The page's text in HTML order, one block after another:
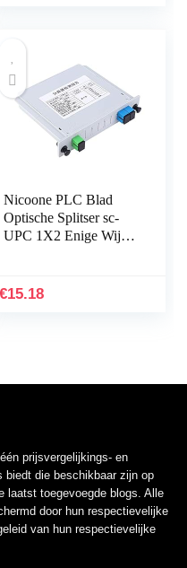
Nicoone PLC Blad
Optische Splitser sc-
UPC 1X2 Enige Wijze
€15.18
prijsvergelijkings- en
biedt die beschikbaar zijn op
laatst toegevoegde blogs. Alle
door hun respectievelijke
van hun respectievelijke